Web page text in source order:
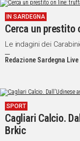
IN SARDEGNA
Cerca un
Le indagini dei
Redazione Sardegna Live
SPORT
Cagliari Calcio.
Brkic